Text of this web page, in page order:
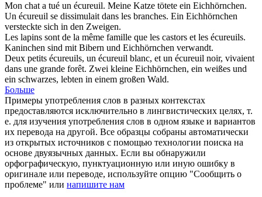
Mon chat a tué un écureuil. Meine Katze tötete ein Eichhörnchen.
Un écureuil se dissimulait dans les branches. Ein Eichhörnchen
versteckte sich in den Zweigen.
Les lapins sont de la même famille que les castors et les écureuils.
Kaninchen sind mit Bibern und Eichhörnchen verwandt.
Deux petits écureuils, un écureuil blanc, et un écureuil noir, vivaient
dans une grande forêt. Zwei kleine Eichhörnchen, ein weißes und
ein schwarzes, lebten in einem großen Wald.
Больше
Примеры употребления слов в разных контекстах
предоставляются исключительно в лингвистических целях, т.
е. для изучения употребления слов в одном языке и вариантов
их перевода на другой. Все образцы собраны автоматически
из открытых источников с помощью технологии поиска на
основе двуязычных данных. Если вы обнаружили
орфографическую, пунктуационную или иную ошибку в
оригинале или переводе, используйте опцию "Сообщить о
проблеме" или напишите нам